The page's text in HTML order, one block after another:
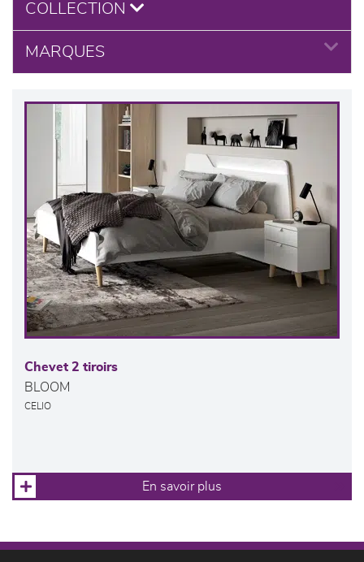
COLLECTION
MARQUES
Chevet 2 tiroirs
BLOOM
CELIO
En savoir plus